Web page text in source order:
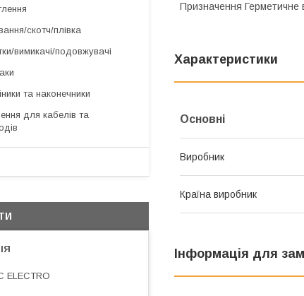
Призначення Герметичне
Характеристики
Основні
Виробник
Країна виробник
Інформація для
скотч/плівка
вимикачі/подовжувачі
та наконечники
для кабелів та
ELECTRO